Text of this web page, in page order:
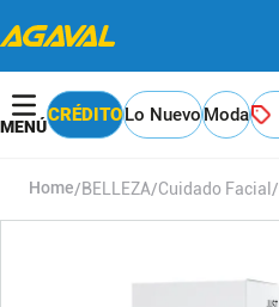
CRÉDITOLo NuevoModa
BELLEZA Cuidado Facial